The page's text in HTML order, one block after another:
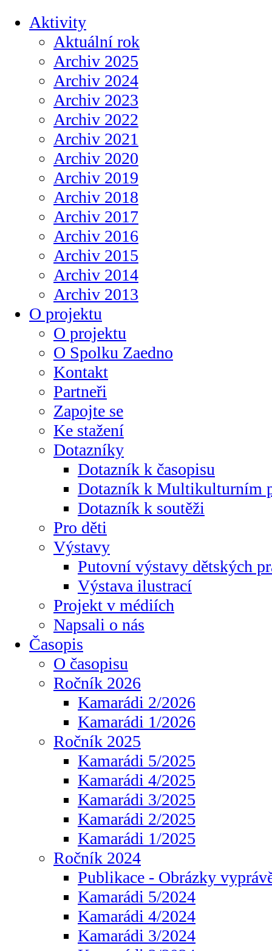
Aktivity
Aktuální rok
Archiv 2025
Archiv 2024
Archiv 2023
Archiv 2022
Archiv 2021
Archiv 2020
Archiv 2019
Archiv 2018
Archiv 2017
Archiv 2016
Archiv 2015
Archiv 2014
Archiv 2013
O projektu
O projektu
O Spolku Zaedno
Kontakt
Partneři
Zapojte se
Ke stažení
Dotazníky
Dotazník k časopisu
Dotazník k Multikulturním
Dotazník k soutěži
Pro děti
Výstavy
Putovní výstavy dětských
Výstava ilustrací
Projekt v médiích
Napsali o nás
Časopis
O časopisu
Ročník 2026
Kamarádi 2/2026
Kamarádi 1/2026
Ročník 2025
Kamarádi 5/2025
Kamarádi 4/2025
Kamarádi 3/2025
Kamarádi 2/2025
Kamarádi 1/2025
Ročník 2024
Publikace - Obrázky
Kamarádi 5/2024
Kamarádi 4/2024
Kamarádi 3/2024